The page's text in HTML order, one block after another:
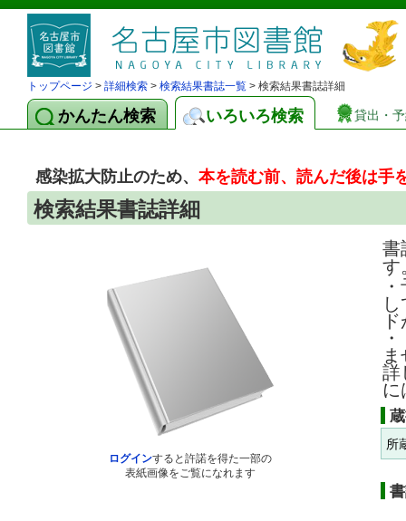
トップページ > 詳細検索 > 検索結果書誌一覧 > 検索結果書誌詳細
かんたん検索 いろいろ検索 貸出・
感染拡大防止のため、本を読む前、読んだ後は手
検索結果書誌詳細
ログインすると許諾を得た一部の
表紙画像をご覧になれます
書
す
詳
に
所